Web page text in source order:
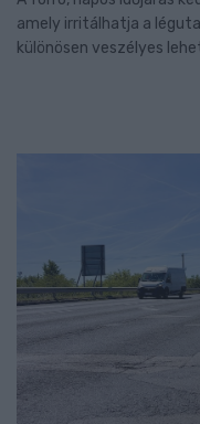
amely irritálhatja a
különösen veszélyes